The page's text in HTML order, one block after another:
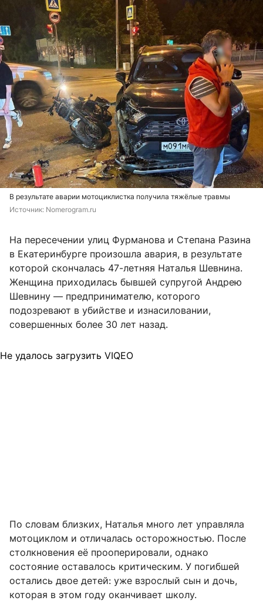
В результате аварии мотоциклистка получила тяжёлые травмы
Источник: Nomerogram.ru
На пересечении улиц Фурманова и Степана Разина
в Екатеринбурге произошла авария, в результате
которой скончалась 47-летняя Наталья Шевнина.
Женщина приходилась бывшей супругой Андрею
Шевнину — предпринимателю, которого
подозревают в убийстве и изнасиловании,
совершенных более 30 лет назад.
Не удалось загрузить VIQEO
По словам близких, Наталья много лет управляла
мотоциклом и отличалась осторожностью. После
столкновения её прооперировали, однако
состояние оставалось критическим. У погибшей
остались двое детей: уже взрослый сын и дочь,
которая в этом году оканчивает школу.